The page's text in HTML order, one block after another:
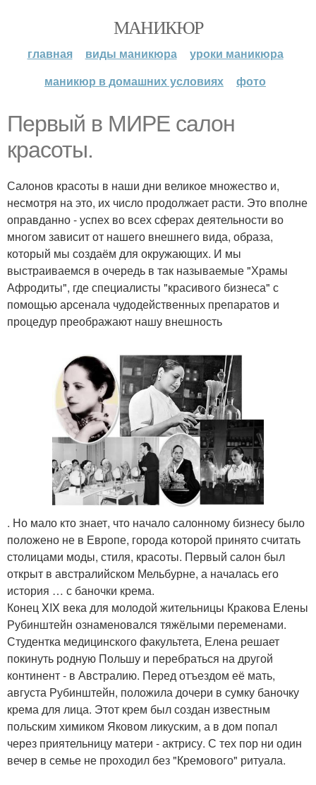
МАНИКЮР
главная виды маникюра
уроки маникюра
маникюр в домашних условиях
фото
Первый в МИРЕ салон
красоты.
Салонов красоты в наши дни великое множество и,
несмотря на это, их число продолжает расти. Это вполне
оправданно - успех во всех сферах деятельности во
многом зависит от нашего внешнего вида, образа,
который мы создаём для окружающих. И мы
выстраиваемся в очередь в так называемые "Храмы
Афродиты", где специалисты "красивого бизнеса" с
помощью арсенала чудодейственных препаратов и
процедур преображают нашу внешность
. Но мало кто знает, что начало салонному бизнесу было
положено не в Европе, города которой принято считать
столицами моды, стиля, красоты. Первый салон был
открыт в австралийском Мельбурне, а началась его
история … с баночки крема.
Конец XIX века для молодой жительницы Кракова Елены
Рубинштейн ознаменовался тяжёлыми переменами.
Студентка медицинского факультета, Елена решает
покинуть родную Польшу и перебраться на другой
континент - в Австралию. Перед отъездом её мать,
августа Рубинштейн, положила дочери в сумку баночку
крема для лица. Этот крем был создан известным
польским химиком Яковом ликуским, а в дом попал
через приятельницу матери - актрису. С тех пор ни один
вечер в семье не проходил без "Кремового" ритуала.